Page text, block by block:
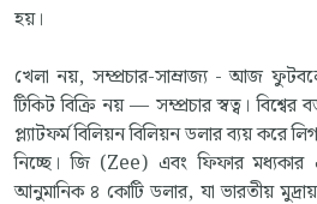
হয়।
খেলা নয়, সম্প্রচার-সাম্রাজ্য - আজ
টিকিট বিক্রি নয় — সম্প্রচার স্বত্ব। বিশ্বের
প্ল্যাটফর্ম বিলিয়ন বিলিয়ন ডলার ব্যয় করে
নিচ্ছে। জি (Zee) এবং ফিফার মধ্যকার
আনুমানিক ৪ কোটি ডলার, যা ভারতীয়